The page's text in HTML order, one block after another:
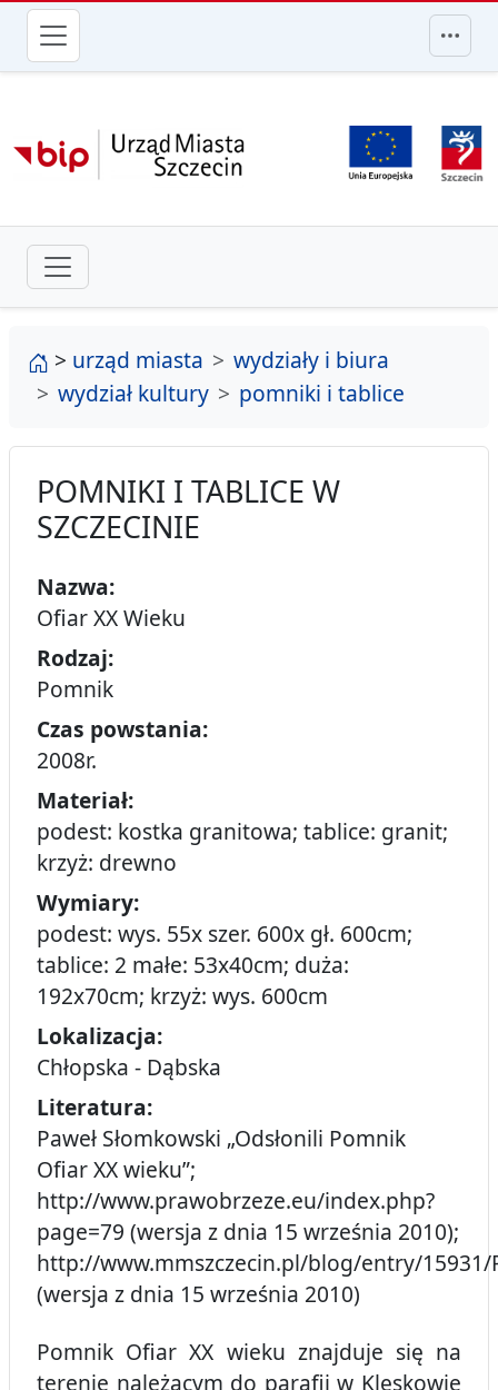
przejdź do głównego menu
strona główna
> urząd miasta
wydziały i biura
wydział kultury
pomniki i tablice
POMNIKI I TABLICE W
SZCZECINIE
Nazwa:
Ofiar XX Wieku
Rodzaj:
Pomnik
Czas powstania:
2008r.
Materiał:
podest: kostka granitowa; tablice: granit;
krzyż: drewno
Wymiary:
podest: wys. 55x szer. 600x gł. 600cm;
tablice: 2 małe: 53x40cm; duża:
192x70cm; krzyż: wys. 600cm
Lokalizacja:
Chłopska - Dąbska
Literatura:
Paweł Słomkowski „Odsłonili Pomnik
Ofiar XX wieku”;
http://www.prawobrzeze.eu/index.php?
page=79 (wersja z dnia 15 września 2010);
http://www.mmszczecin.pl/blog/entry/15931/
(wersja z dnia 15 września 2010)
Pomnik Ofiar XX wieku znajduje się na
terenie należącym do parafii w Klęskowie